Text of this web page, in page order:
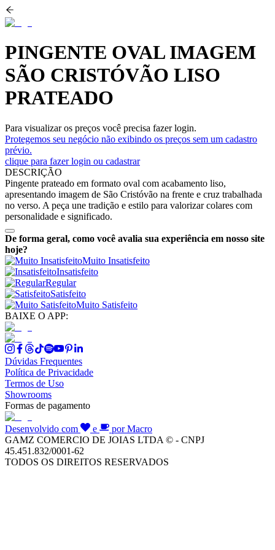
PINGENTE OVAL IMAGEM
SÃO CRISTÓVÃO LISO
PRATEADO
Para visualizar os preços você precisa fazer login.
Protegemos seu negócio não exibindo os preços sem um cadastro
prévio.
clique para fazer login ou cadastrar
DESCRIÇÃO
Pingente prateado em formato oval com acabamento liso,
apresentando imagem de São Cristóvão na frente e cruz trabalhada
no verso. A peça une tradição e estilo para valorizar colares com
personalidade e significado.
De forma geral, como você avalia sua experiência em nosso site
hoje?
Muito Insatisfeito
Insatisfeito
Regular
Satisfeito
Muito Satisfeito
BAIXE O APP:
Dúvidas Frequentes
Política de Privacidade
Termos de Uso
Showrooms
Formas de pagamento
Desenvolvido com e
por Macro
GAMZ COMERCIO DE JOIAS LTDA © - CNPJ
45.451.832/0001-62
TODOS OS DIREITOS RESERVADOS